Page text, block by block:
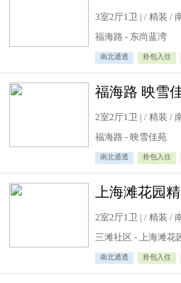
3室2厅1卫 | / 精装 /
福海路 - 东尚蓝湾
南北通透 拎包入住
2室2厅1卫 | / 精装 /
福海路 - 映雪佳苑
南北通透 拎包入住
2室2厅1卫 | / 精装 /
三滩社区 - 上海滩花
南北通透 拎包入住